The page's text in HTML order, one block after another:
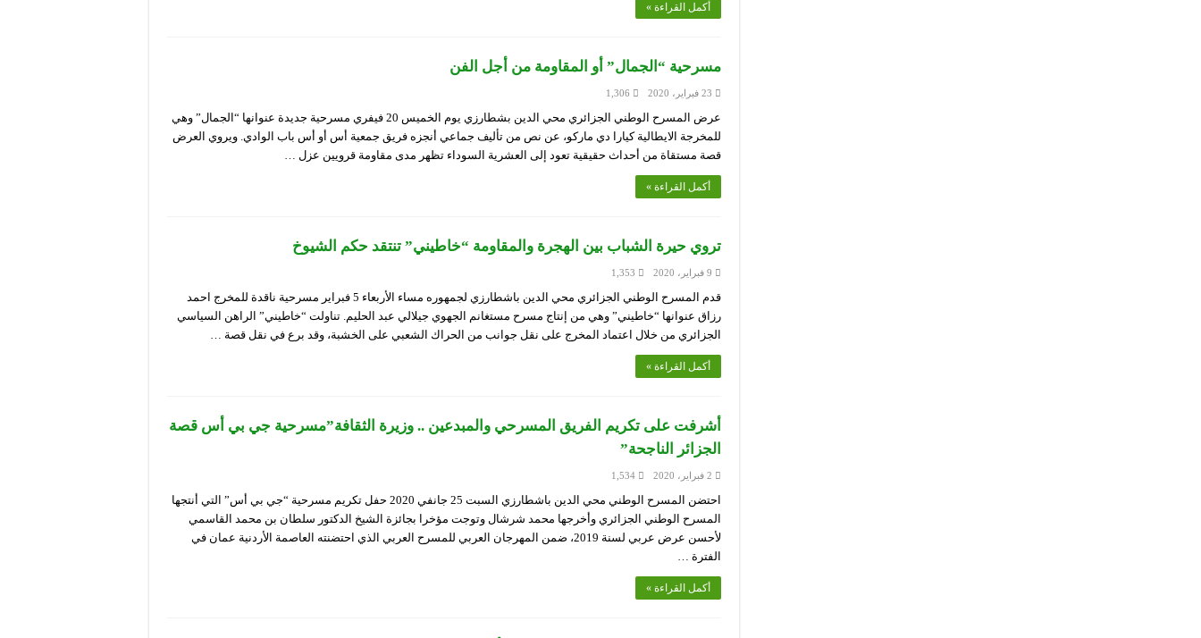
أكمل القراءة »
مسرحية “الجمال” أو المقاومة من أجل الفن
23 فبراير، 2020 1,306
عرض المسرح الوطني الجزائري محي الدين بشطارزي يوم الخميس 20 فيفري مسرحية جديدة عنوانها “الجمال” وهي
للمخرجة الايطالية كيارا دي ماركو، عن نص من تأليف جماعي أنجزه فريق جمعية أس أو أس باب الوادي. ويروي العرض
قصة مستقاة من أحداث حقيقية تعود إلى العشرية السوداء تظهر مدى مقاومة قرويين عزل …
أكمل القراءة »
تروي حيرة الشباب بين الهجرة والمقاومة “خاطيني” تنتقد حكم الشيوخ
9 فبراير، 2020 1,353
قدم المسرح الوطني الجزائري محي الدين باشطارزي لجمهوره مساء الأربعاء 5 فبراير مسرحية ناقدة للمخرج احمد
رزاق عنوانها “خاطيني” وهي من إنتاج مسرح مستغانم الجهوي جيلالي عبد الحليم. تناولت “خاطيني” الراهن السياسي
الجزائري من خلال اعتماد المخرج على نقل جوانب من الحراك الشعبي على الخشبة، وقد برع في نقل قصة …
أكمل القراءة »
أشرفت على تكريم الفريق المسرحي والمبدعين .. وزيرة الثقافة”مسرحية جي بي أس قصة
الجزائر الناجحة”
2 فبراير، 2020 1,534
احتضن المسرح الوطني محي الدين باشطارزي السبت 25 جانفي 2020 حفل تكريم مسرحية “جي بي أس” التي أنتجها
المسرح الوطني الجزائري وأخرجها محمد شرشال وتوجت مؤخرا بجائزة الشيخ الدكتور سلطان بن محمد القاسمي
لأحسن عرض عربي لسنة 2019، ضمن المهرجان العربي للمسرح العربي الذي احتضنته العاصمة الأردنية عمان في
الفترة …
أكمل القراءة »